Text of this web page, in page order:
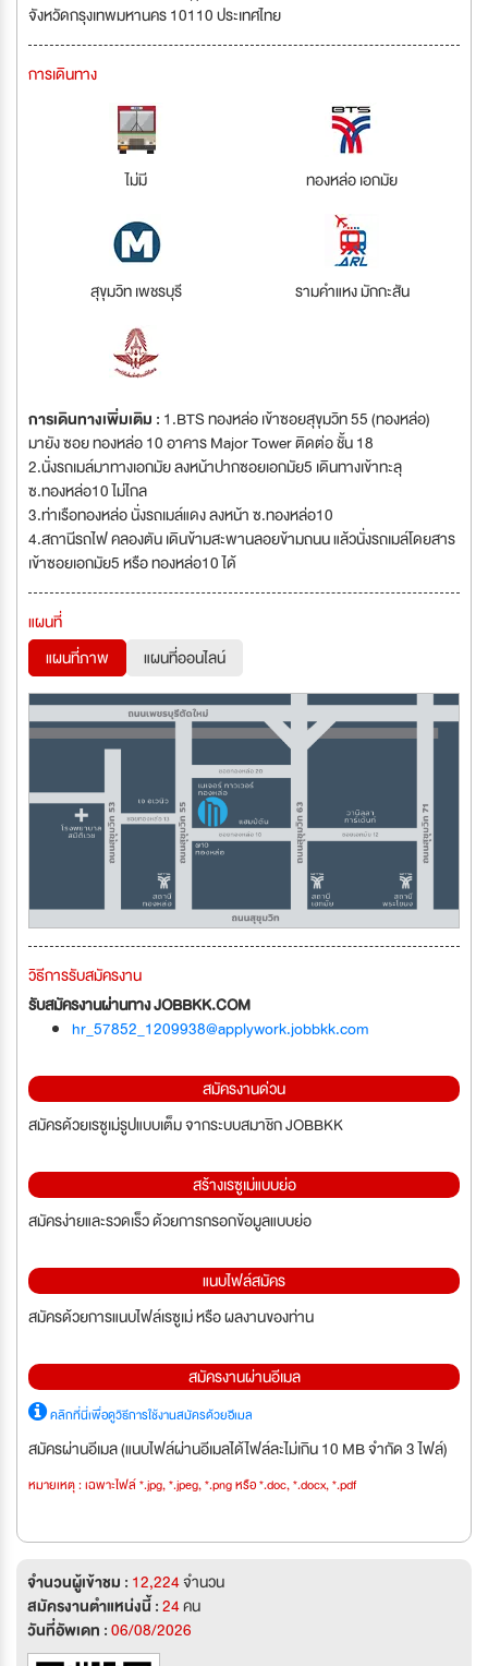
จังหวัดกรุงเทพมหานคร 10110 ประเทศไทย
การเดินทาง
ไม่มี ทองหล่อ เอกมัย
สุขุมวิท เพชรบุรี รามคำแหง มักกะสัน
การเดินทางเพิ่มเติม : 1.BTS ทองหล่อ เข้าซอยสุขุมวิท 55 (ทองหล่อ)
มายัง ซอย ทองหล่อ 10 อาคาร Major Tower ติดต่อ ชั้น 18
2.นั่งรถเมล์มาทางเอกมัย ลงหน้าปากซอยเอกมัย5 เดินทางเข้าทะลุ
ซ.ทองหล่อ10 ไม่ไกล
3.ท่าเรือทองหล่อ นั่งรถเมล์แดง ลงหน้า ซ.ทองหล่อ10
4.สถานีรถไฟ คลองตัน เดินข้ามสะพานลอยข้ามถนน แล้วนั่งรถเมล์โดยสาร
เข้าซอยเอกมัย5 หรือ ทองหล่อ10 ได้
แผนที่
แผนที่ภาพ
แผนที่ออนไลน์
วิธีการรับสมัครงาน
รับสมัครงานผ่านทาง JOBBKK.COM
hr_57852_1209938@applywork.jobbkk.com
สมัครงานด่วน
สมัครด้วยเรซูเม่รูปแบบเต็ม จากระบบสมาชิก JOBBKK
สร้างเรซูเม่แบบย่อ
สมัครง่ายและรวดเร็ว ด้วยการกรอกข้อมูลแบบย่อ
แนบไฟล์สมัคร
สมัครด้วยการแนบไฟล์เรซูเม่ หรือ ผลงานของท่าน
สมัครงานผ่านอีเมล
คลิกที่นี่เพื่อดูวิธีการใช้งานสมัครด้วยอีเมล
สมัครผ่านอีเมล (แนบไฟล์ผ่านอีเมลได้ไฟล์ละไม่เกิน 10 MB จำกัด 3 ไฟล์)
หมายเหตุ : เฉพาะไฟล์ *.jpg, *.jpeg, *.png หรือ *.doc, *.docx, *.pdf
จำนวนผู้เข้าชม : 12,224จำนวน
สมัครงานตำแหน่งนี้ :24คน
วันที่อัพเดท :06/08/2026